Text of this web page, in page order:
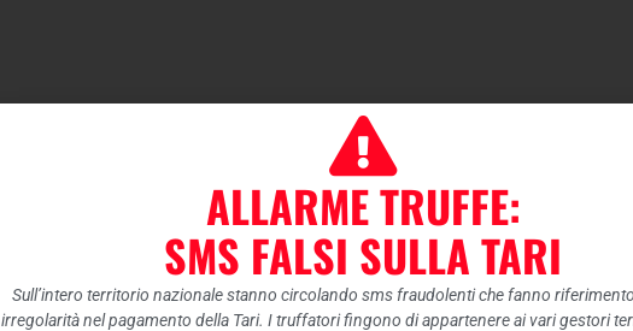
ALLARME TRUFFE:
SMS FALSI SULLA TARI
Sull’intero territorio nazionale stanno circolando sms fraudolenti che fanno
irregolarità nel pagamento della Tari. I truffatori fingono di appartenere ai vari gestori